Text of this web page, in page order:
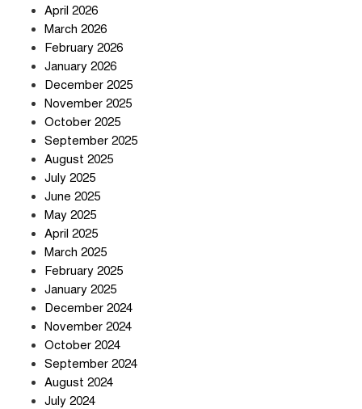
April 2026
March 2026
February 2026
January 2026
December 2025
November 2025
October 2025
September 2025
August 2025
July 2025
June 2025
May 2025
April 2025
March 2025
February 2025
January 2025
December 2024
November 2024
October 2024
September 2024
August 2024
July 2024